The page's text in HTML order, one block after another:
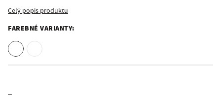
Celý popis produktu
FAREBNÉ VARIANTY:
--